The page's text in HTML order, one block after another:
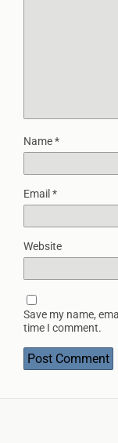
Name*
Email *
Website
Save my name,
time I comment.